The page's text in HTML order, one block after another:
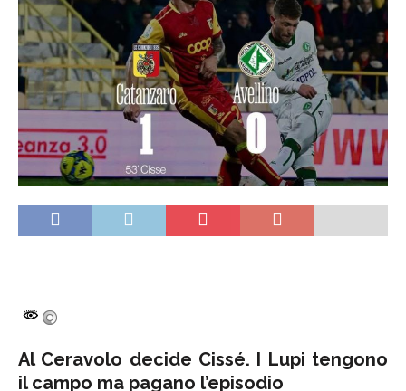
Al Ceravolo decide Cissé. I Lupi tengono
il campo ma pagano l’episodio